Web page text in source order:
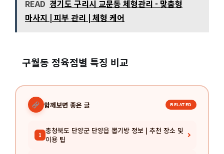
READ 경기도 구리시 교문동 체형관리 - 맞춤형
마사지 | 피부 관리 | 체형 케어
구월동 정육점별 특징 비교
함께보면 좋은 글 RELATED
1 충청북도 단양군 단양읍 뽑기방 정보 | 추천 장소 및
이용 팁